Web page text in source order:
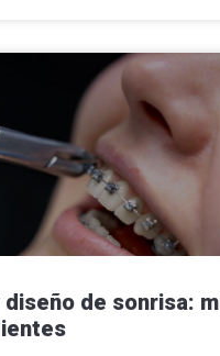
de sonrisa: